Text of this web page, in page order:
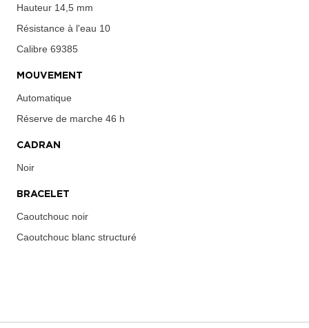
Hauteur 14,5 mm
Résistance à l'eau 10
Calibre 69385
MOUVEMENT
Automatique
Réserve de marche 46 h
CADRAN
Noir
BRACELET
Caoutchouc noir
Caoutchouc blanc structuré